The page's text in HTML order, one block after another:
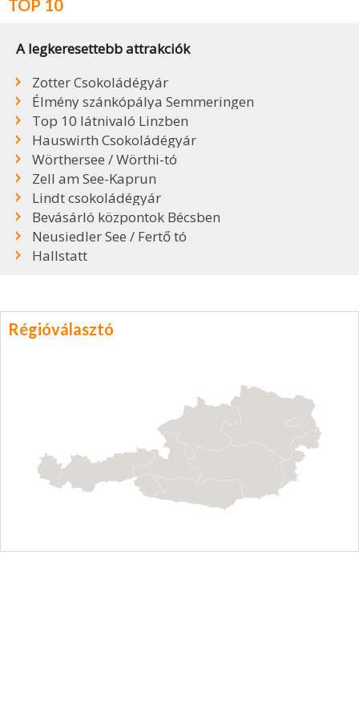
TOP 10
A legkeresettebb attrakciók
Zotter Csokoládégyár
Élmény szánkópálya Semmeringen
Top 10 látnivaló Linzben
Hauswirth Csokoládégyár
Wörthersee / Wörthi-tó
Zell am See-Kaprun
Lindt csokoládégyár
Bevásárló központok Bécsben
Neusiedler See / Fertő tó
Hallstatt
Régióválasztó